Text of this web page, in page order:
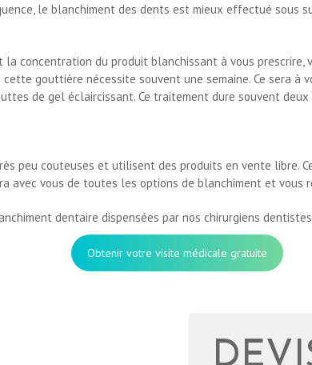
le blanchiment des dents est mieux effectué
concentration du produit blanchissant à vous
gouttière nécessite souvent une semaine. Ce sera à
de gel éclaircissant. Ce traitement dure souvent deux
peu couteuses et utilisent des produits en vente libre.
avec vous de toutes les options de blanchiment et vous
dentaire dispensées par nos chirurgiens
Obtenir votre visite médicale gratuite